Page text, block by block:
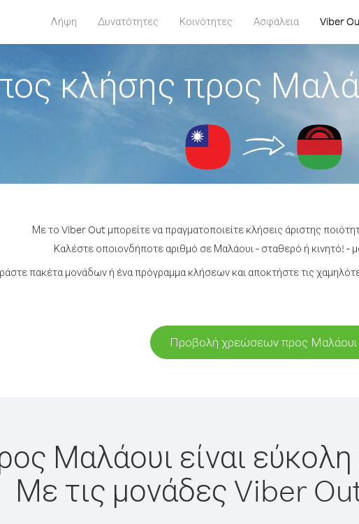
Λήψη Δυνατότητες Κοινότητες Ασφάλεια Viber
κλήσης προς
Με το Viber Out μπορείτε να πραγματοποιείτε κλήσεις άριστης
Καλέστε οποιονδήποτε αριθμό σε Μαλάουι - σταθερό ή κινητό! -
πακέτα μονάδων ή ένα πρόγραμμα κλήσεων και αποκτήστε τις
Προβολή χρεώσεων προς Μαλάουι
Μαλάουι είναι
Με τις μονάδες Viber